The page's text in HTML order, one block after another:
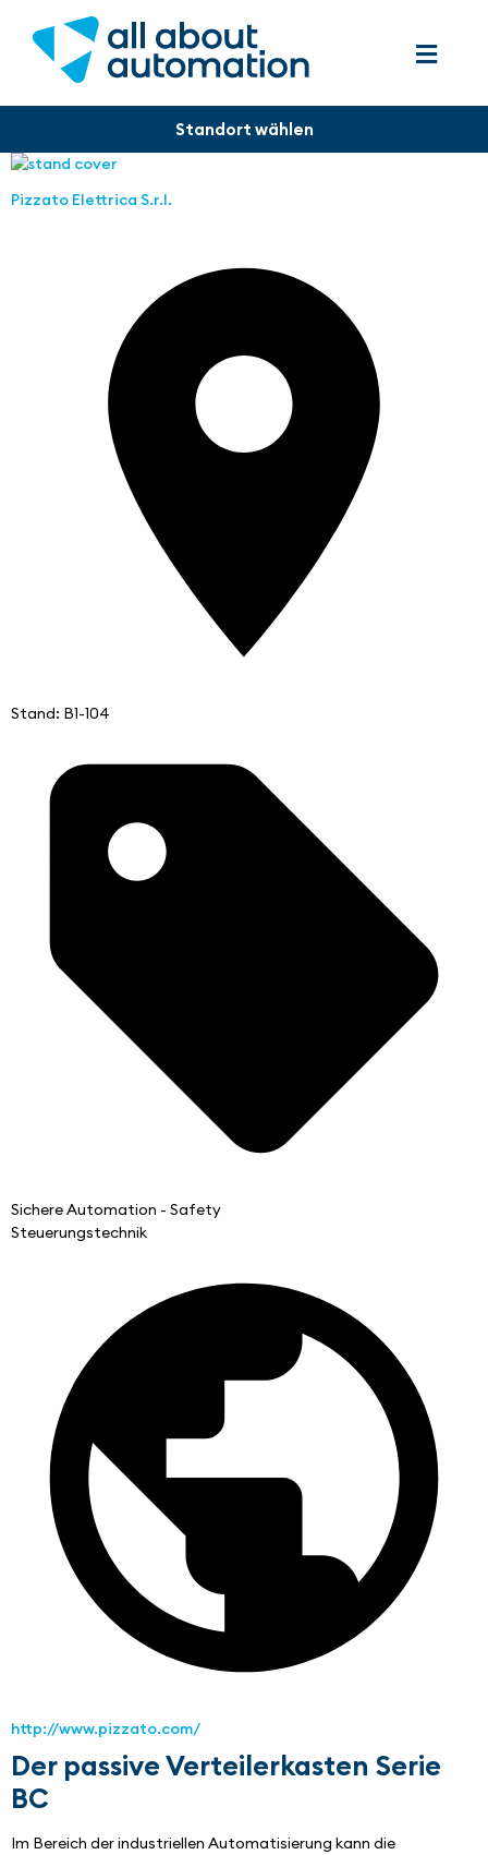
Pizzato Elettrica S.r.l.
Stand: B1-104
Sichere Automation - Safety
Steuerungstechnik
http://www.pizzato.com/
Der passive Verteilerkasten Serie
BC
Im Bereich der industriellen Automatisierung kann die